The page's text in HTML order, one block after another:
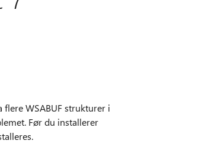
WSABUF strukturer i
Før du installerer